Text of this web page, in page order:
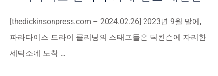
[thedickinsonpress.com – 2024.02.26] 2023년 9월 말에,
파라다이스 드라이 클리닝의 스태프들은 딕킨슨에 자리한
세탁소에 도착 …